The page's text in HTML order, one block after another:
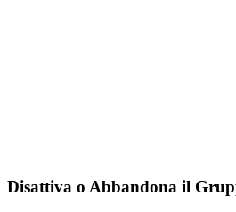
Disattiva o Abbandona il